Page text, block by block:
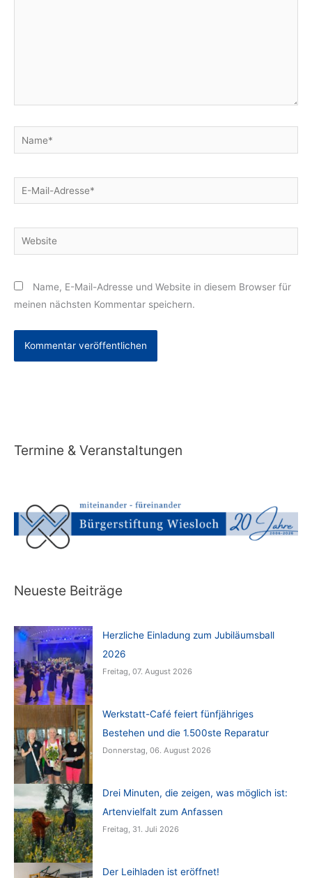
Name*
E-
Mail-
Website
Name, E-Mail-Adresse und Website in diesem Browser für
meinen nächsten Kommentar speichern.
Termine & Veranstaltungen
Neueste Beiträge
Herzliche Einladung zum Jubiläumsball
2026
Freitag, 07. August 2026
Werkstatt-Café feiert fünfjähriges
Bestehen und die 1.500ste Reparatur
Donnerstag, 06. August 2026
Drei Minuten, die zeigen, was möglich ist:
Artenvielfalt zum Anfassen
Freitag, 31. Juli 2026
Der Leihladen ist eröffnet!